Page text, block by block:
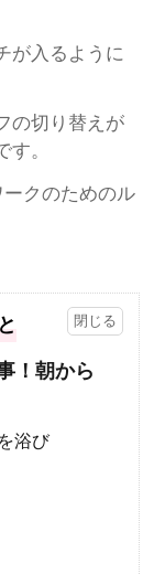
が入るように
の切り替えが
す。
クのためのル
！朝から
浴び